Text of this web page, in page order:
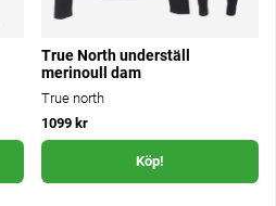
True North underställ
merinoull dam
True north
1099 kr
Köp!